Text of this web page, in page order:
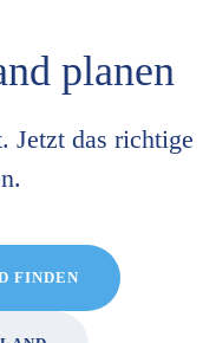
planen
Jetzt das richtige
FINDEN